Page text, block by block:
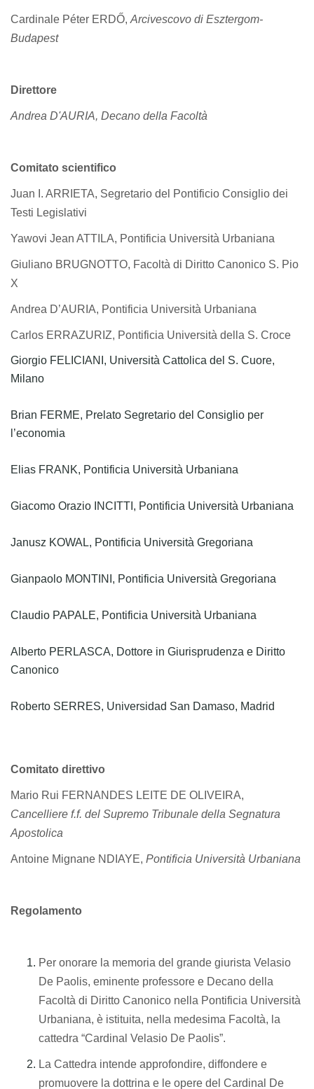
Cardinale Péter ERDŐ, Arcivescovo di Esztergom-
Budapest
Direttore
Andrea D'AURIA, Decano della Facoltà
Comitato scientifico
Juan I. ARRIETA, Segretario del Pontificio Consiglio dei
Testi Legislativi
Yawovi Jean ATTILA, Pontificia Università Urbaniana
Giuliano BRUGNOTTO, Facoltà di Diritto Canonico S. Pio
X
Andrea D’AURIA, Pontificia Università Urbaniana
Carlos ERRAZURIZ, Pontificia Università della S. Croce
Giorgio FELICIANI, Università Cattolica del S. Cuore,
Milano
Brian FERME, Prelato Segretario del Consiglio per
l’economia
Elias FRANK, Pontificia Università Urbaniana
Giacomo Orazio INCITTI, Pontificia Università Urbaniana
Janusz KOWAL, Pontificia Università Gregoriana
Gianpaolo MONTINI, Pontificia Università Gregoriana
Claudio PAPALE, Pontificia Università Urbaniana
Alberto PERLASCA, Dottore in Giurisprudenza e Diritto
Canonico
Roberto SERRES, Universidad San Damaso, Madrid
Comitato direttivo
Mario Rui FERNANDES LEITE DE OLIVEIRA,
Cancelliere f.f. del Supremo Tribunale della Segnatura
Apostolica
Antoine Mignane NDIAYE, Pontificia Università Urbaniana
Regolamento
Per onorare la memoria del grande giurista Velasio
De Paolis, eminente professore e Decano della
Facoltà di Diritto Canonico nella Pontificia Università
Urbaniana, è istituita, nella medesima Facoltà, la
cattedra “Cardinal Velasio De Paolis”.
La Cattedra intende approfondire, diffondere e
promuovere la dottrina e le opere del Cardinal De